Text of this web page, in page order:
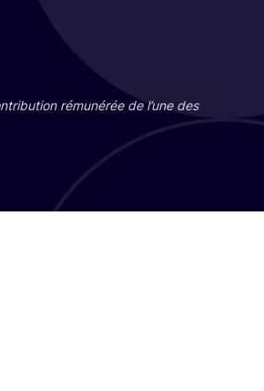
rému­né­rée de l’une des